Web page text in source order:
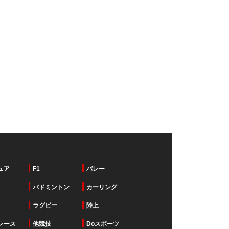
ア F1 バレー
バドミントン カーリング
ラグビー 陸上
ース 他競技 Doスポーツ